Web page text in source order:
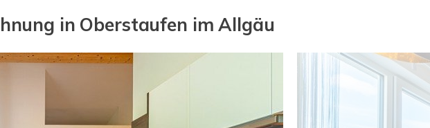
in Oberstaufen im Allgäu